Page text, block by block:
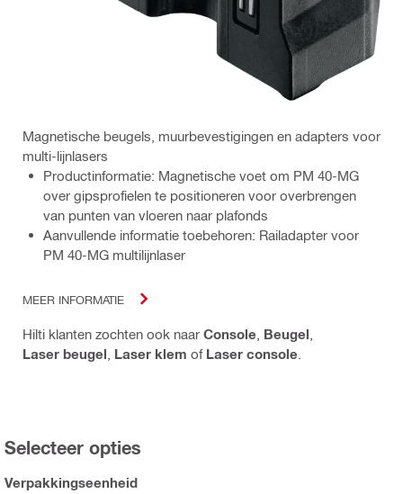
Magnetische beugels, muurbevestigingen en adapters voor
multi-lijnlasers
Productinformatie: Magnetische voet om PM 40-MG
over gipsprofielen te positioneren voor overbrengen
van punten van vloeren naar plafonds
Aanvullende informatie toebehoren: Railadapter voor
PM 40-MG multilijnlaser
MEER INFORMATIE
Hilti klanten zochten ook naar Console Beugel
Laser beugel Laser klem of Laser console
Selecteer opties
Verpakkingseenheid